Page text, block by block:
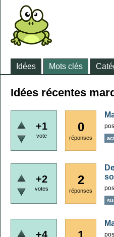
Idées Mots clés
Idées récentes
+1
vote
0
réponses
+2
votes
2
réponses
+4